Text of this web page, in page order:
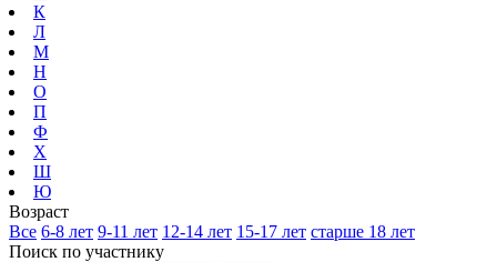
К
Л
М
Н
О
П
Ф
Х
Ш
Ю
Возраст
Все 6-8 лет 9-11 лет 12-14 лет 15-17 лет старше 18 лет
Поиск по участнику